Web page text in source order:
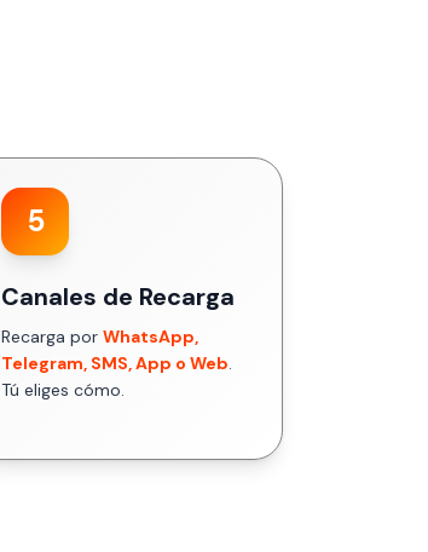
5
Canales de Recarga
Recarga por WhatsApp,
Telegram, SMS, App o Web.
Tú eliges cómo.